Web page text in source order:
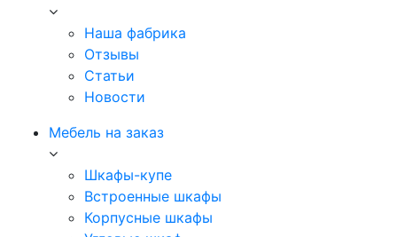
Наша фабрика
Отзывы
Статьи
Новости
Мебель на заказ
Шкафы-купе
Встроенные шкафы
Корпусные шкафы